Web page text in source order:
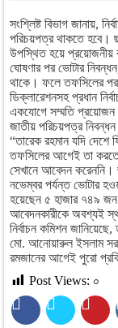
সংশ্লিষ্ট বিভাগ জানায়,
পরিচয়পত্র থাকতে হবে।
উপস্থিত হয়ে প্রয়োজনীয়
ঘোষণার পর ভোটার
থাকে। ফলে তফসিলের
ডিক্লারেশনসহ প্রধান
একযোগে সম্মতি প্রয়োজন
জাতীয় পরিচয়পত্র
“তারেক রহমান যদি দেশে
তফসিলের আগেই তা করতে
সেখানে আবেদন করেননি।
নভেম্বর পর্যন্ত ভোটার
হয়েছেন ৫ হাজার ৭৪৯
আবেদনকারীকে অবশ্যই
নির্বাচন কমিশন
মো. আনোয়ারুল ইসলাম
রমজানের আগেই পুরো
Post Views: ০